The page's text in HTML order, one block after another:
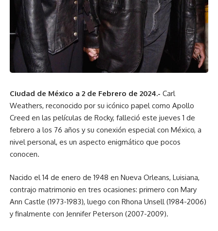
Ciudad de México a 2 de Febrero de 2024.- Carl
Weathers, reconocido por su icónico papel como Apollo
Creed en las películas de Rocky, falleció este jueves 1 de
febrero a los 76 años y su conexión especial con México, a
nivel personal, es un aspecto enigmático que pocos
conocen.
Nacido el 14 de enero de 1948 en Nueva Orleans, Luisiana,
contrajo matrimonio en tres ocasiones: primero con Mary
Ann Castle (1973-1983), luego con Rhona Unsell (1984-2006)
y finalmente con Jennifer Peterson (2007-2009).